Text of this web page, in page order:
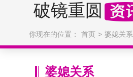
破镜重圆
你现在的位置： 首页 婆媳关系
婆媳关系